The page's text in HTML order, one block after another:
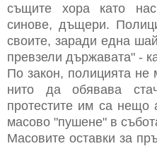
същите хора като
синове, дъщери.
своите, заради една
превзели държавата" -
По закон, полицията не
нито да обявава
протестите им са нещо
масово "пушене" в
Масовите оставки за